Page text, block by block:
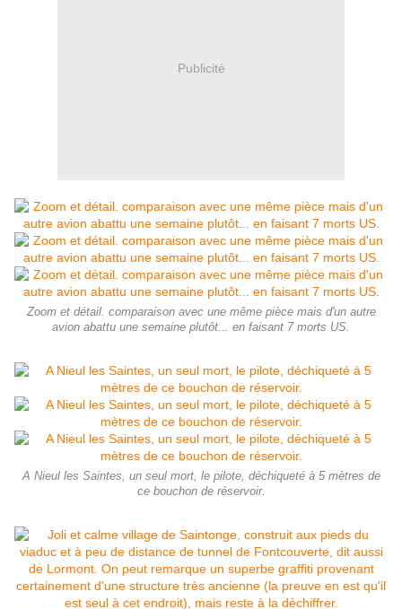
Publicité
Zoom et détail. comparaison avec une même pièce mais d'un autre
avion abattu une semaine plutôt... en faisant 7 morts US.
A Nieul les Saintes, un seul mort, le pilote, déchiqueté à 5 mètres de
ce bouchon de réservoir.